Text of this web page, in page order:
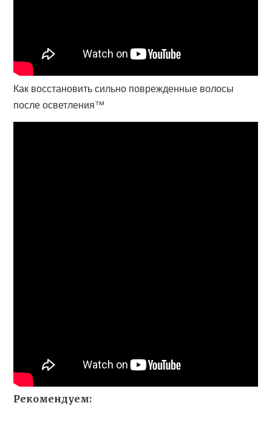
Как восстановить сильно поврежденные волосы
после осветления™
Рекомендуем: